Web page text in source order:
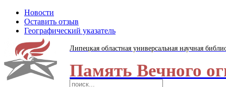
Новости
Оставить отзыв
Географический указатель
Липецкая областная универсальная научная
Память Вечного